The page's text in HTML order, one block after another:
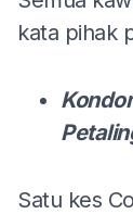
kata pihak
Satu kes